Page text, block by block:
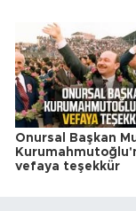
Onursal Başkan
vefaya teşekkür